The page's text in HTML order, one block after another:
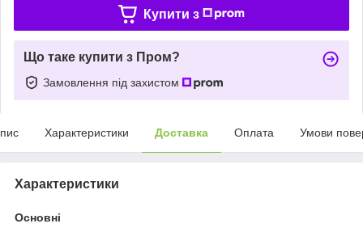
Купити з
Що таке купити з Пром?
Замовлення під захистом
Характеристики Доставка Оплата Умови
Характеристики
Основні